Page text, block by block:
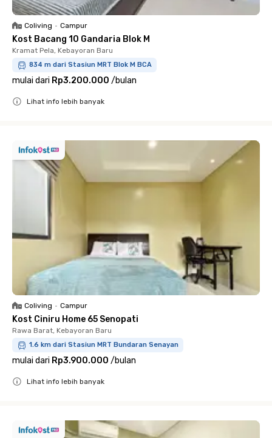
Coliving • Campur
Kost Bacang 10 Gandaria Blok M
Kramat Pela, Kebayoran Baru
834 m dari Stasiun MRT Blok M BCA
mulai dari Rp3.200.000 /bulan
Lihat info lebih banyak
Coliving • Campur
Kost Ciniru Home 65 Senopati
Rawa Barat, Kebayoran Baru
1.6 km dari Stasiun MRT Bundaran Senayan
mulai dari Rp3.900.000 /bulan
Lihat info lebih banyak